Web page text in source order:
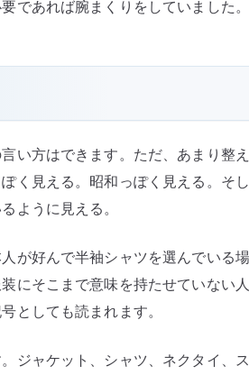
であれば腕まくりをしていました。
い方はできます。ただ、あまり整
く見える。昭和っぽく見える。そ
ように見える。
が好んで半袖シャツを選んでいる
にそこまで意味を持たせていない
としても読まれます。
ジャケット、シャツ、ネクタイ、